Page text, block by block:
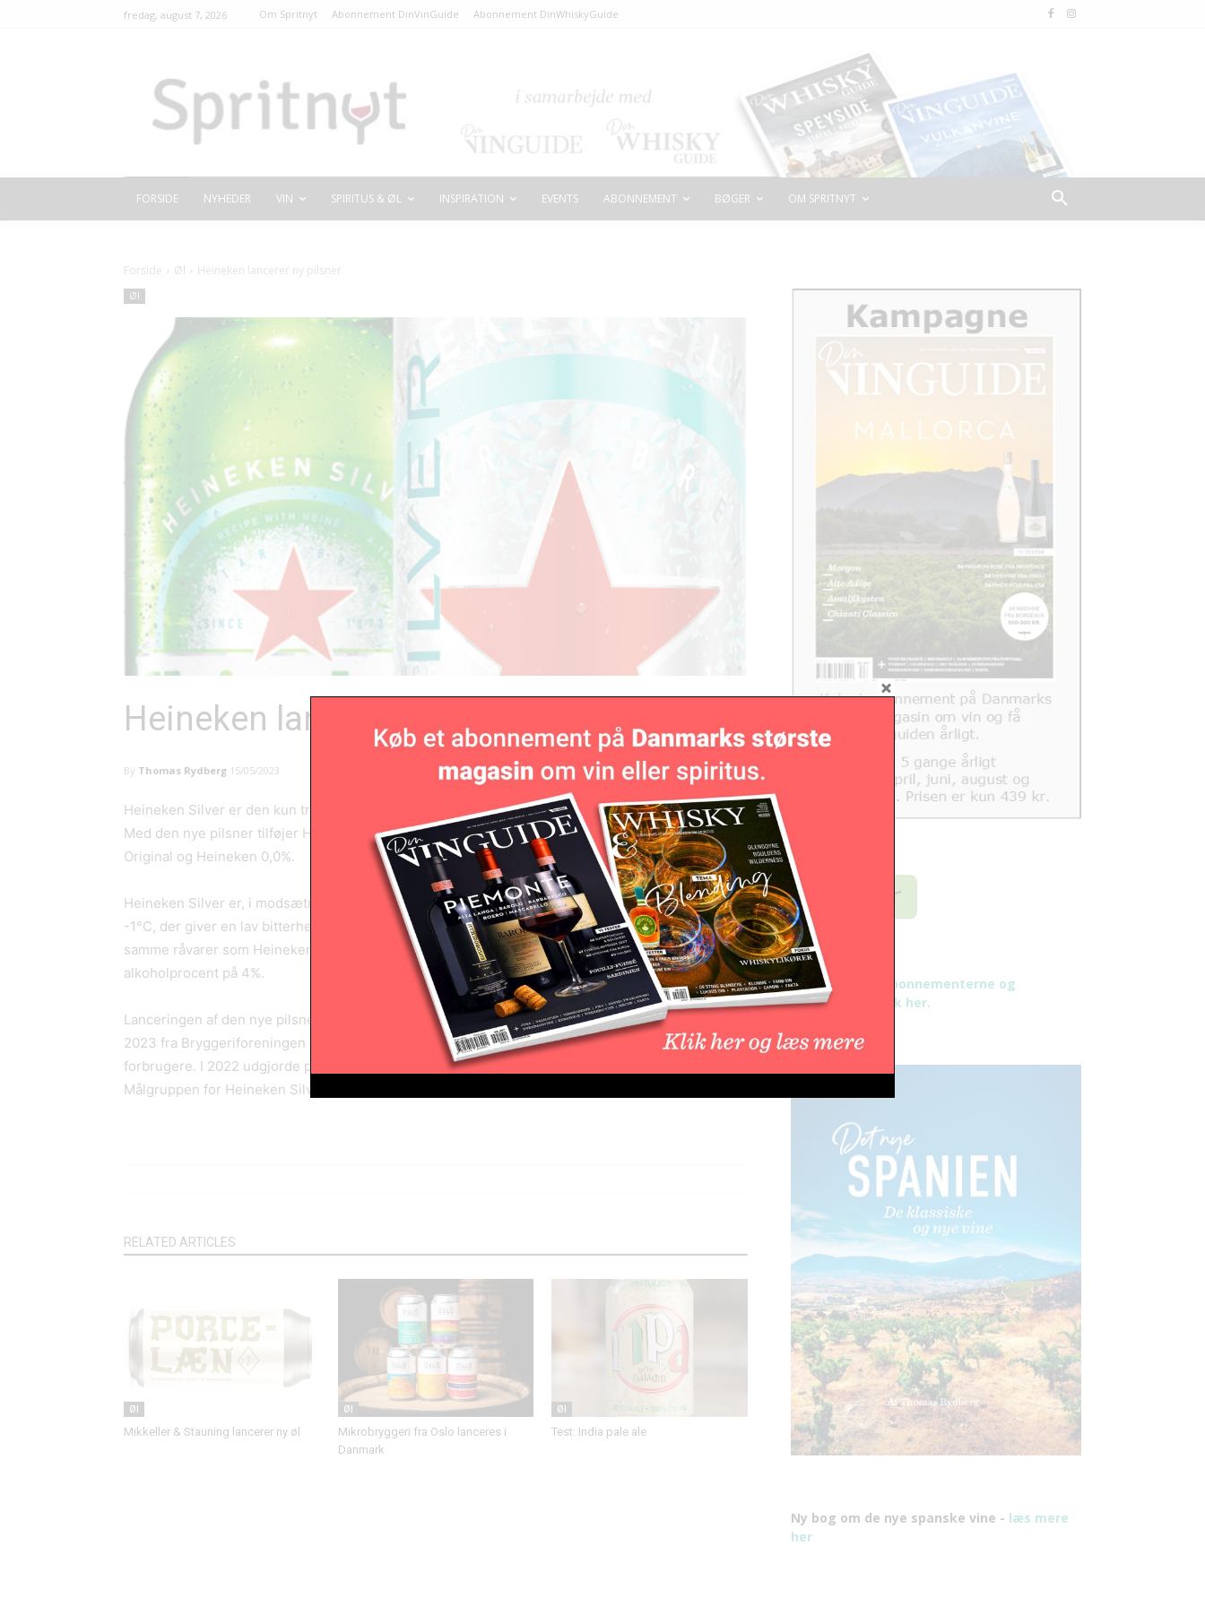
fredag, august 7, 2026 Om Spritnyt Abonnement DinVinGuide Abonnement DinWhiskyGuide
FORSIDE NYHEDER VIN SPIRITUS & ØL INSPIRATION EVENTS ABONNEMENT BØGER OM SPRITNYT
Forside Øl Heineken lancerer ny pilsner
Øl
Heineken lancerer ny pilsner
By Thomas Rydberg 15/05/2023
Heineken Silver er den kun tredje ølvariant i Danmark siden grundlæggelsen af Heineken i 1873.
Med den nye pilsner tilføjer Heineken en ny smagsprofil til porteføljen, der ellers tæller Heineken
Original og Heineken 0,0%.
Heineken Silver er, i modsætning til de fleste andre øl, brygget med en iskold lagringsproces ved
-1°C, der giver en lav bitterhed og en ekstra forfriskende smag. Den nye pilsner er brygget på
samme råvarer som Heineken Original og Heineken 0,0%, men adskiller sig med en lavere
alkoholprocent på 4%.
Lanceringen af den nye pilsner forventes at falde i danskernes smag. En nylig undersøgelse fra
2023 fra Bryggeriforeningen viser, at pilsner er den mest populære øltype blandt de danske
forbrugere. I 2022 udgjorde pilsnervarianter hele 58,7% af det samlede ølforbrug i Danmark.
Målgruppen for Heineken Silver er især den unge målgruppe.
RELATED ARTICLES
Øl
Mikkeller & Stauning lancerer ny øl
Øl
Mikrobryggeri fra Oslo lanceres i
Danmark
Øl
Test: India pale ale
Læs mere om abonnementerne og
betingelser - klik her.
Ny bog om de nye spanske vine - læs mere
her